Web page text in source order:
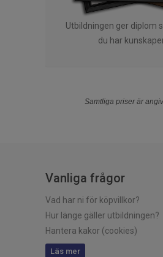
Utbildningen ger diplom
du har
Samtliga priser är
Vanliga frågor
Vad har ni för köpvillkor?
Hur länge gäller utbildningen?
Hantera kakor (cookies)
Läs mer